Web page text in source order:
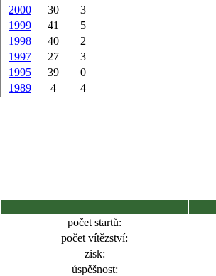
2000
30
3
1999
41
5
1998
40
2
1997
27
3
1995
39
0
1989
4 4
počet startů:
počet vítězství:
zisk:
úspěšnost: